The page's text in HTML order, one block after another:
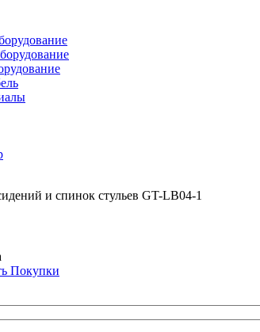
и спинок стульев GT-LB04-1
Покупки